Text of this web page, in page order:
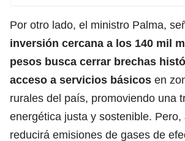
Por otro lado, el ministro Palma,
inversión cercana a los 140 mil
pesos busca cerrar brechas
acceso a servicios básicos en
rurales del país, promoviendo una
energética justa y sostenible. Pero,
reducirá emisiones de gases de